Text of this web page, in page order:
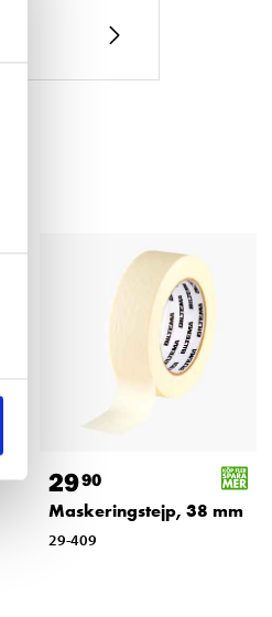
2990
Maskeringstejp, 38 mm
29-409